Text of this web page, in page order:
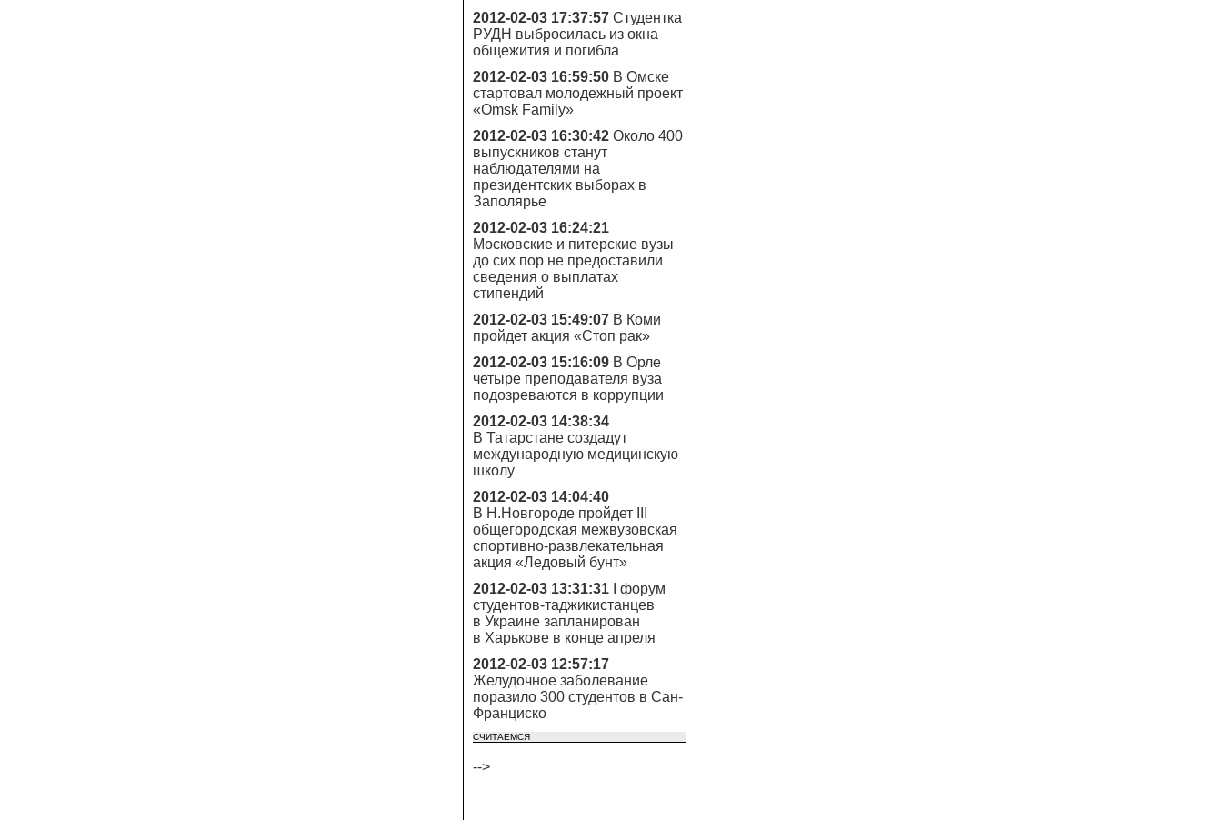
2012-02-03 17:37:57 Студентка
РУДН выбросилась из окна
общежития и погибла
2012-02-03 16:59:50 В Омске
стартовал молодежный проект
«Omsk Family»
2012-02-03 16:30:42 Около 400
выпускников станут
наблюдателями на
президентских выборах в
Заполярье
2012-02-03 16:24:21
Московские и питерские вузы
до сих пор не предоставили
сведения о выплатах
стипендий
2012-02-03 15:49:07 В Коми
пройдет акция «Стоп рак»
2012-02-03 15:16:09 В Орле
четыре преподавателя вуза
подозреваются в коррупции
2012-02-03 14:38:34
В Татарстане создадут
международную медицинскую
школу
2012-02-03 14:04:40
В Н.Новгороде пройдет III
общегородская межвузовская
спортивно-развлекательная
акция «Ледовый бунт»
2012-02-03 13:31:31
I форум
студентов-таджикистанцев
в Украине запланирован
в Харькове в конце апреля
2012-02-03 12:57:17
Желудочное заболевание
поразило 300 студентов в Сан-
Франциско
СЧИТАЕМСЯ
-->